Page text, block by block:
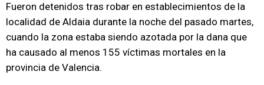
Fueron detenidos tras robar en establecimientos de la
localidad de Aldaia durante la noche del pasado martes,
cuando la zona estaba siendo azotada por la dana que
ha causado al menos 155 víctimas mortales en la
provincia de Valencia.